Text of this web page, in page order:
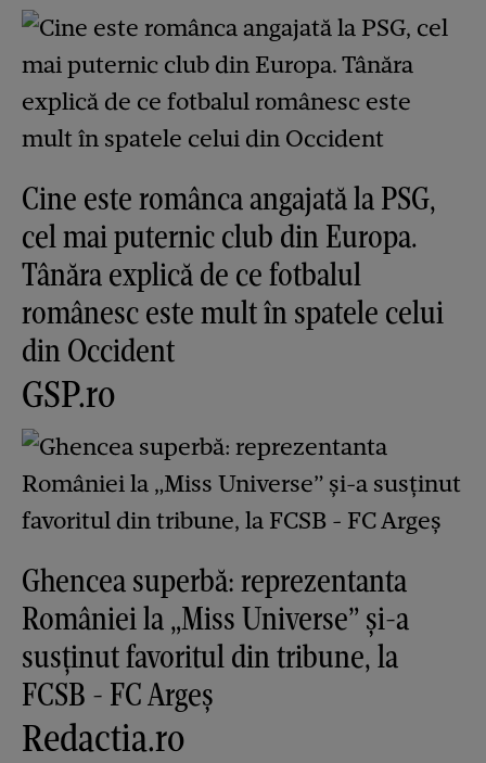
Cine este românca angajată la PSG,
cel mai puternic club din Europa.
Tânăra explică de ce fotbalul
românesc este mult în spatele celui
din Occident
GSP.ro
Ghencea superbă: reprezentanta
României la „Miss Universe” și-a
susținut favoritul din tribune, la
FCSB - FC Argeș
Redactia.ro